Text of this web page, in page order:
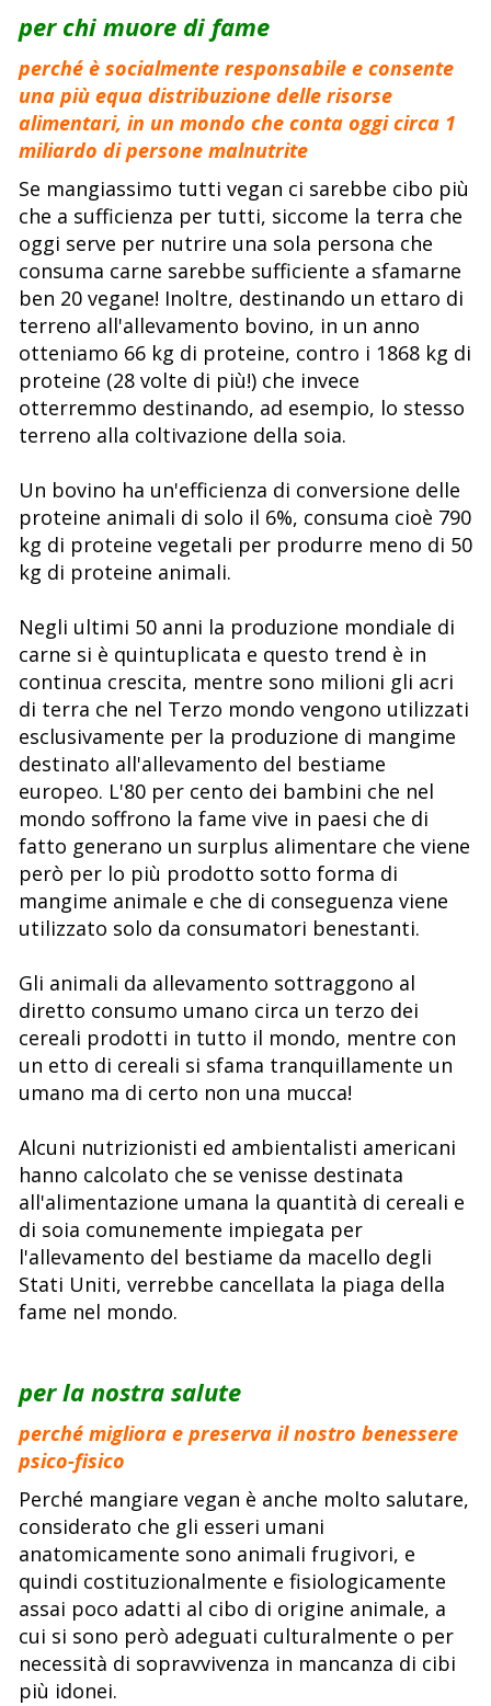
per chi muore di fame
perché è socialmente responsabile e consente
una più equa distribuzione delle risorse
alimentari, in un mondo che conta oggi circa 1
miliardo di persone malnutrite
Se mangiassimo tutti vegan ci sarebbe cibo più
che a sufficienza per tutti, siccome la terra che
oggi serve per nutrire una sola persona che
consuma carne sarebbe sufficiente a sfamarne
ben 20 vegane! Inoltre, destinando un ettaro di
terreno all'allevamento bovino, in un anno
otteniamo 66 kg di proteine, contro i 1868 kg di
proteine (28 volte di più!) che invece
otterremmo destinando, ad esempio, lo stesso
terreno alla coltivazione della soia.
Un bovino ha un'efficienza di conversione delle
proteine animali di solo il 6%, consuma cioè 790
kg di proteine vegetali per produrre meno di 50
kg di proteine animali.
Negli ultimi 50 anni la produzione mondiale di
carne si è quintuplicata e questo trend è in
continua crescita, mentre sono milioni gli acri
di terra che nel Terzo mondo vengono utilizzati
esclusivamente per la produzione di mangime
destinato all'allevamento del bestiame
europeo. L'80 per cento dei bambini che nel
mondo soffrono la fame vive in paesi che di
fatto generano un surplus alimentare che viene
però per lo più prodotto sotto forma di
mangime animale e che di conseguenza viene
utilizzato solo da consumatori benestanti.
Gli animali da allevamento sottraggono al
diretto consumo umano circa un terzo dei
cereali prodotti in tutto il mondo, mentre con
un etto di cereali si sfama tranquillamente un
umano ma di certo non una mucca!
Alcuni nutrizionisti ed ambientalisti americani
hanno calcolato che se venisse destinata
all'alimentazione umana la quantità di cereali e
di soia comunemente impiegata per
l'allevamento del bestiame da macello degli
Stati Uniti, verrebbe cancellata la piaga della
fame nel mondo.
per la nostra salute
perché migliora e preserva il nostro benessere
psico-fisico
Perché mangiare vegan è anche molto salutare,
considerato che gli esseri umani
anatomicamente sono animali frugivori, e
quindi costituzionalmente e fisiologicamente
assai poco adatti al cibo di origine animale, a
cui si sono però adeguati culturalmente o per
necessità di sopravvivenza in mancanza di cibi
più idonei.